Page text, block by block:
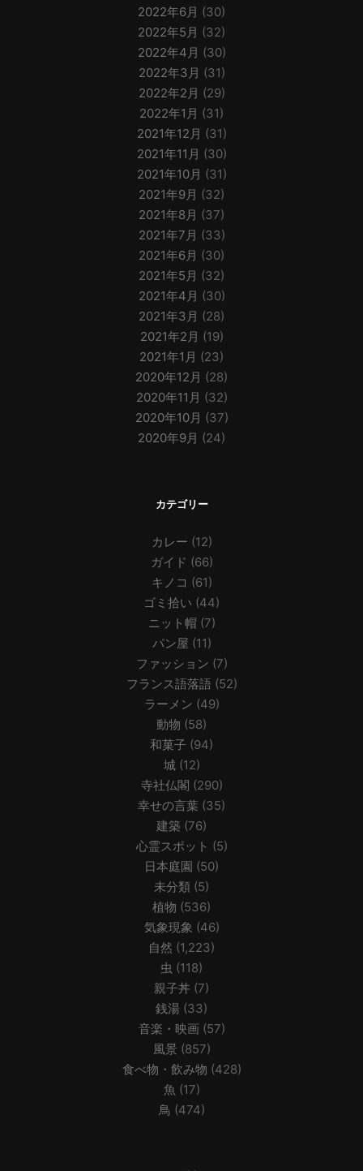
2022年6月 (30)
2022年5月 (32)
2022年4月 (30)
2022年3月 (31)
2022年2月 (29)
2022年1月 (31)
2021年12月 (31)
2021年11月 (30)
2021年10月 (31)
2021年9月 (32)
2021年8月 (37)
2021年7月 (33)
2021年6月 (30)
2021年5月 (32)
2021年4月 (30)
2021年3月 (28)
2021年2月 (19)
2021年1月 (23)
2020年12月 (28)
2020年11月 (32)
2020年10月 (37)
2020年9月 (24)
カテゴリー
カレー (12)
ガイド (66)
キノコ (61)
ゴミ拾い (44)
ニット帽 (7)
パン屋 (11)
ファッション (7)
フランス語落語 (52)
ラーメン (49)
動物 (58)
和菓子 (94)
城(12)
寺社仏閣 (290)
幸せの言葉 (35)
建築 (76)
心霊スポット (5)
日本庭園 (50)
未分類 (5)
植物 (536)
気象現象 (46)
自然 (1,223)
虫 (118)
親子丼 (7)
銭湯 (33)
音楽・映画 (57)
風景(857)
食べ物・飲み物 (428)
魚 (17)
鳥 (474)